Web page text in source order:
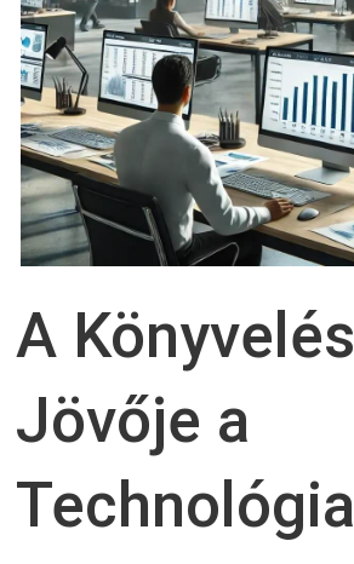
A Könyvelés
Jövője a
Technológia